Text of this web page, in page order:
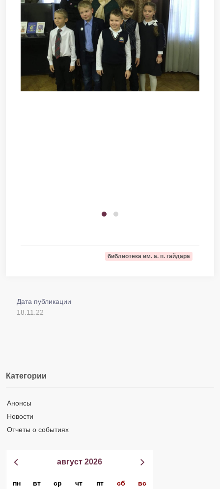
библиотека им. а. п. гайдара
Дата публикации
18.11.22
Категории
Анонсы
Новости
Отчеты о событиях
август 2026
пн вт ср чт пт сб вс